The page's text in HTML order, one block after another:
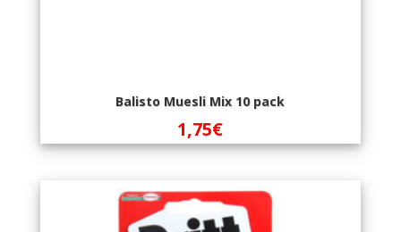
Balisto Muesli Mix 10 pack
1,75€